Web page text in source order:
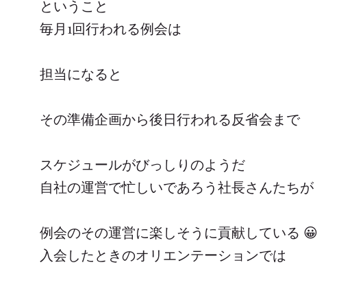
ということ
毎月1回行われる例会は
担当になると
その準備企画から後日行われる反省会まで
スケジュールがびっしりのようだ
自社の運営で忙しいであろう社長さんたちが
例会のその運営に楽しそうに貢献している 😀
入会したときのオリエンテーションでは